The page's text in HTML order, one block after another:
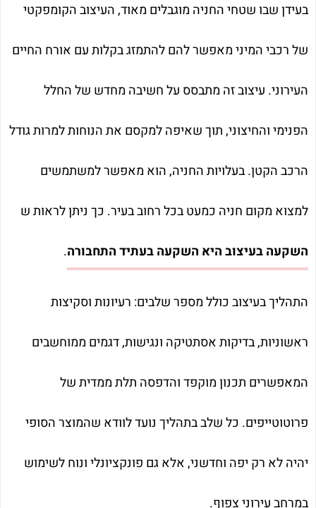
בעידן שבו שטחי החניה מוגבלים מאוד, העיצוב הקומפקטי
של רכבי המיני מאפשר להם להתמזג בקלות עם אורח החיים
העירוני. עיצוב זה מתבסס על חשיבה מחדש של החלל
הפנימי והחיצוני, תוך שאיפה למקסם את הנוחות למרות גודל
הרכב הקטן. בעלויות החניה, הוא מאפשר למשתמשים
למצוא מקום חניה כמעט בכל רחוב בעיר. כך ניתן לראות ש
השקעה בעיצוב היא השקעה בעתיד התחבורה.
התהליך בעיצוב כולל מספר שלבים: רעיונות וסקיצות
ראשוניות, בדיקות אסתטיקה ונגישות, דגמים ממוחשבים
המאפשרים תכנון מוקפד והדפסה תלת ממדית של
פרוטוטייפים. כל שלב בתהליך נועד לוודא שהמוצר הסופי
יהיה לא רק יפה וחדשני, אלא גם פונקציונלי ונוח לשימוש
במרחב עירוני צפוף.